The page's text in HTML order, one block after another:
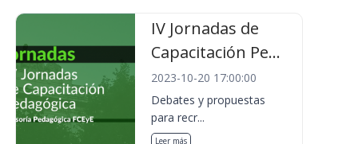
IV Jornadas de
Capacitación Pe...
2023-10-20 17:00:00
Debates y propuestas
para recr...
Leer más